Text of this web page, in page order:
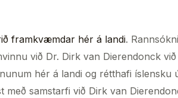
framkvæmdar hér á landi.
við Dr. Dirk van Dierendonck
hér á landi og rétthafi
samstarfi við Dirk van